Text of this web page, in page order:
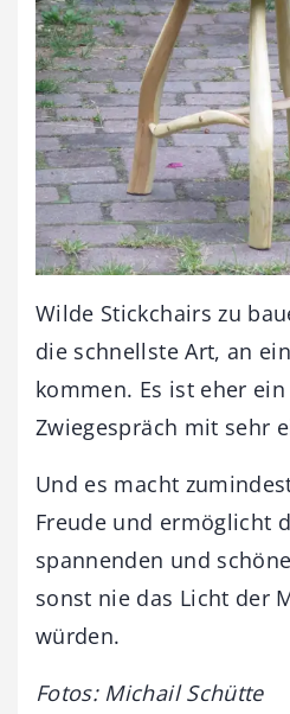
Wilde Stickchairs zu
die schnellste Art, an
kommen. Es ist eher
Zwiegespräch mit sehr
Und es macht
Freude und ermöglicht
spannenden und
sonst nie das Licht der
würden.
Fotos: Michail Schütte